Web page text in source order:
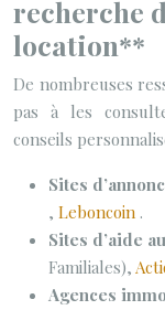
recherche
location**
De nombreuses
pas à les
conseils
Sites
, Leboncoin .
Sites d’aide
Familiales),
Agences